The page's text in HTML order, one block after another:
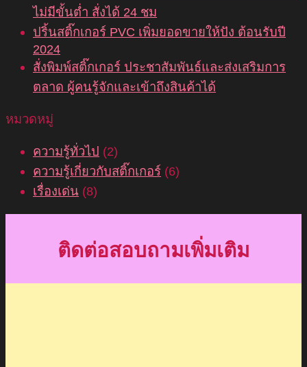
ไม่มีขั้นต่ำ สั่งได้ 24 ชม
ปริ้นสติ๊กเกอร์ PVC เพิ่มยอดขายให้ปัง ต้อนรับปี
2024
สั่งพิมพ์สติ๊กเกอร์ ประชาสัมพันธ์และส่งเสริมการ
ตลาด ผู้คนรู้จักและเข้าถึงสินค้าได้
หมวดหมู่
ความรู้ทั่วไป (2)
ความรู้เกี่ยวกับสติ๊กเกอร์ (6)
เรื่องเด่น (8)
ติดต่อสอบถามเพิ่มเติม